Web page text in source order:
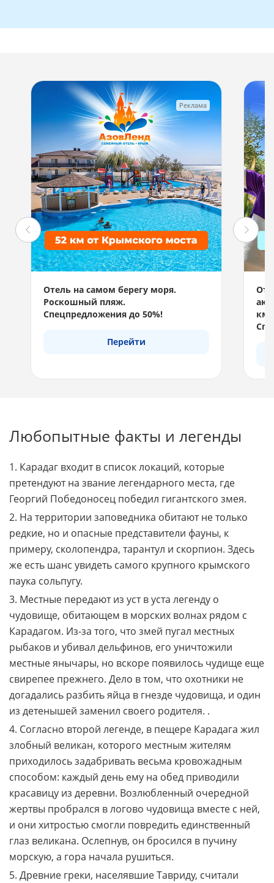
Реклама
Отель на самом берегу моря.
Роскошный пляж.
Спецпредложения до 50%!
Перейти
км
Любопытные факты и легенды
1. Карадаг входит в список локаций, которые
претендуют на звание легендарного места, где
Георгий Победоносец победил гигантского змея.
2. На территории заповедника обитают не только
редкие, но и опасные представители фауны, к
примеру, сколопендра, тарантул и скорпион. Здесь
же есть шанс увидеть самого крупного крымского
паука сольпугу.
3. Местные передают из уст в уста легенду о
чудовище, обитающем в морских волнах рядом с
Карадагом. Из-за того, что змей пугал местных
рыбаков и убивал дельфинов, его уничтожили
местные янычары, но вскоре появилось чудище еще
свирепее прежнего. Дело в том, что охотники не
догадались разбить яйца в гнезде чудовища, и один
из детенышей заменил своего родителя. .
4. Согласно второй легенде, в пещере Карадага жил
злобный великан, которого местным жителям
приходилось задабривать весьма кровожадным
способом: каждый день ему на обед приводили
красавицу из деревни. Возлюбленный очередной
жертвы пробрался в логово чудовища вместе с ней,
и они хитростью смогли повредить единственный
глаз великана. Ослепнув, он бросился в пучину
морскую, а гора начала рушиться.
5. Древние греки, населявшие Тавриду, считали